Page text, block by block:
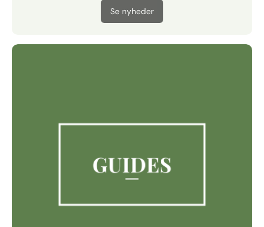
Se nyheder